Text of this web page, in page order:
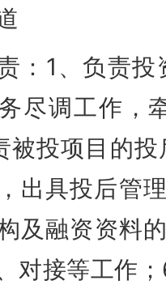
：1、负责
尽调工作，
被投项目的
出具投后管
及融资资料
对接等工作